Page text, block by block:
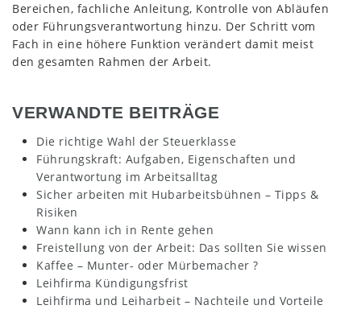
Bereichen, fachliche Anleitung, Kontrolle von Abläufen
oder Führungsverantwortung hinzu. Der Schritt vom
Fach in eine höhere Funktion verändert damit meist
den gesamten Rahmen der Arbeit.
VERWANDTE BEITRÄGE
Die richtige Wahl der Steuerklasse
Führungskraft: Aufgaben, Eigenschaften und
Verantwortung im Arbeitsalltag
Sicher arbeiten mit Hubarbeitsbühnen – Tipps &
Risiken
Wann kann ich in Rente gehen
Freistellung von der Arbeit: Das sollten Sie wissen
Kaffee – Munter- oder Mürbemacher ?
Leihfirma Kündigungsfrist
Leihfirma und Leiharbeit – Nachteile und Vorteile